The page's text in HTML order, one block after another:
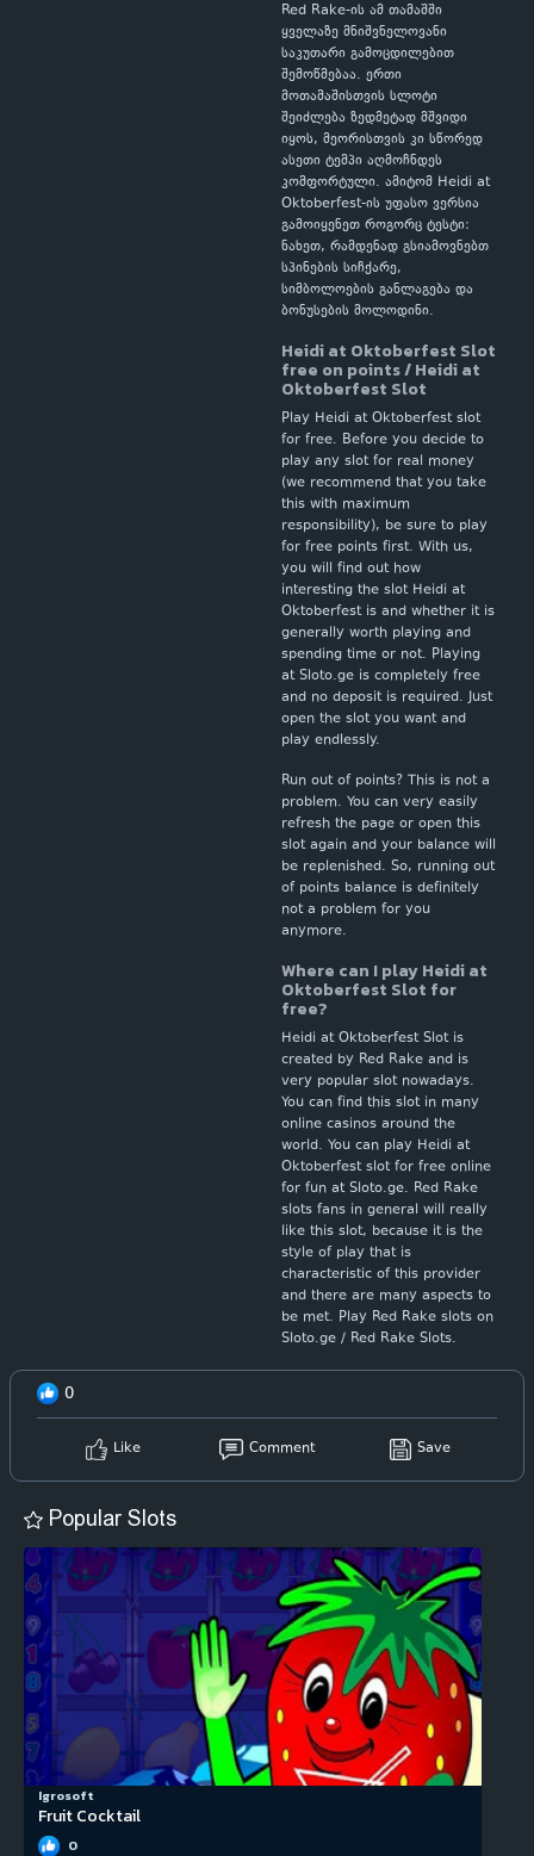
Red Rake-ის ამ თამაშში
ყველაზე მნიშვნელოვანი
საკუთარი გამოცდილებით
შემოწმებაა. ერთი
მოთამაშისთვის სლოტი
შეიძლება ზედმეტად მშვიდი
იყოს, მეორისთვის კი სწორედ
ასეთი ტემპი აღმოჩნდეს
კომფორტული. ამიტომ Heidi at
Oktoberfest-ის უფასო ვერსია
გამოიყენეთ როგორც ტესტი:
ნახეთ, რამდენად გსიამოვნებთ
სპინების სიჩქარე,
სიმბოლოების განლაგება და
ბონუსების მოლოდინი.
Heidi at Oktoberfest Slot
free on points / Heidi at
Oktoberfest Slot
Play Heidi at Oktoberfest slot
for free. Before you decide to
play any slot for real money
(we recommend that you take
this with maximum
responsibility), be sure to play
for free points first. With us,
you will find out how
interesting the slot Heidi at
Oktoberfest is and whether it is
generally worth playing and
spending time or not. Playing
at Sloto.ge is completely free
and no deposit is required. Just
open the slot you want and
play endlessly.
Run out of points? This is not a
problem. You can very easily
refresh the page or open this
slot again and your balance will
be replenished. So, running out
of points balance is definitely
not a problem for you
anymore.
Where can I play Heidi at
Oktoberfest Slot for
free?
Heidi at Oktoberfest Slot is
created by Red Rake and is
very popular slot nowadays.
You can find this slot in many
online casinos around the
world. You can play Heidi at
Oktoberfest slot for free online
for fun at Sloto.ge. Red Rake
slots fans in general will really
like this slot, because it is the
style of play that is
characteristic of this provider
and there are many aspects to
be met. Play Red Rake slots on
Sloto.ge / Red Rake Slots.
0
Like Comment Save
Popular Slots
Igrosoft
Fruit Cocktail
0